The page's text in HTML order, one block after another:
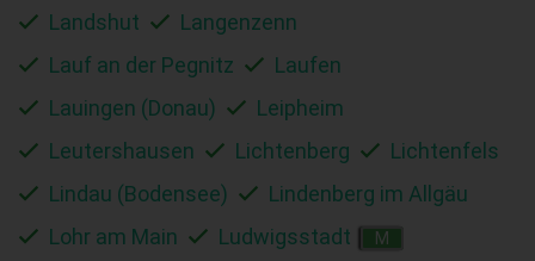
Landshut
Langenzenn
Lauf an der Pegnitz
Laufen
Lauingen (Donau)
Leipheim
Leutershausen
Lichtenberg
Lichtenfels
Lindau (Bodensee)
Lindenberg im Allgäu
Lohr am Main
Ludwigsstadt M